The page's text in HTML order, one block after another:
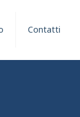
Contatti